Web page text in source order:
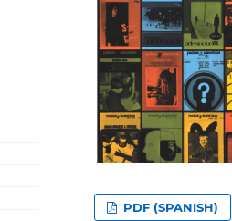
PDF (SPANISH)